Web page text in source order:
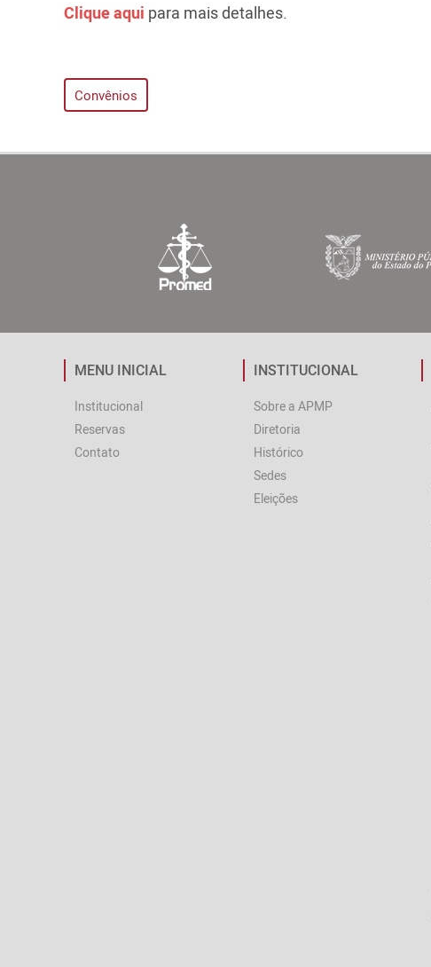
Clique aqui para mais detalhes.
Convênios
MENU INICIAL
Institucional
Reservas
Contato
INSTITUCIONAL
Sobre a APMP
Diretoria
Histórico
Sedes
Eleições